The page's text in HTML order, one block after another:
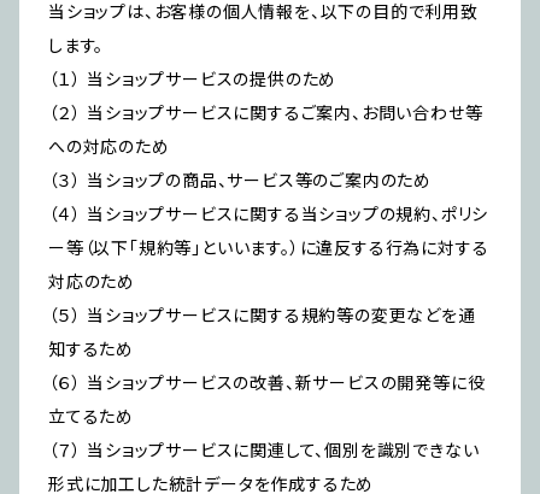
当ショップは、お客様の個人情報を、以下の目的で利用致
します。
（１） 当ショップサービスの提供のため
（２） 当ショップサービスに関するご案内、お問い合わせ等
への対応のため
（３） 当ショップの商品、サービス等のご案内のため
（４） 当ショップサービスに関する当ショップの規約、ポリシ
ー等（以下「規約等」といいます。）に違反する行為に対する
対応のため
（５） 当ショップサービスに関する規約等の変更などを通
知するため
（６） 当ショップサービスの改善、新サービスの開発等に役
立てるため
（７） 当ショップサービスに関連して、個別を識別できない
形式に加工した統計データを作成するため